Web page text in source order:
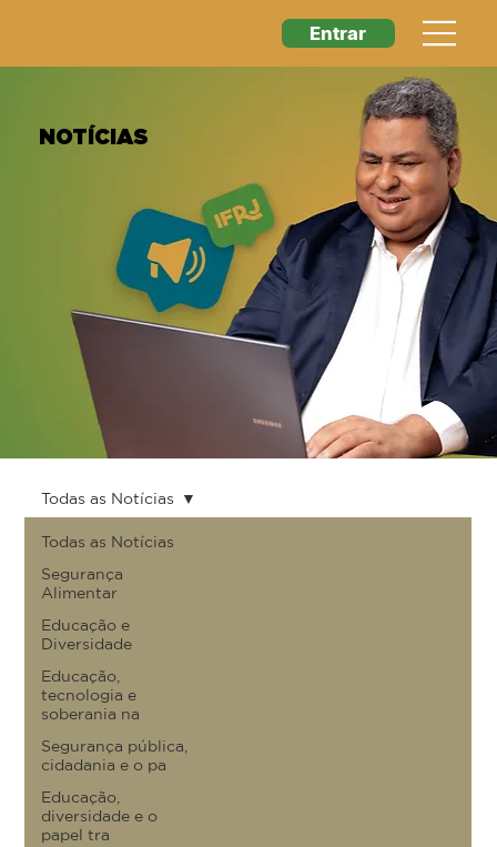
Entrar
NOTÍCIAS
Todas as Notícias
Segurança
Alimentar
Educação e
Diversidade
Educação,
tecnologia e
soberania na
Segurança pública,
cidadania e o pa
Educação,
diversidade e o
papel tra
Todas as Notícias